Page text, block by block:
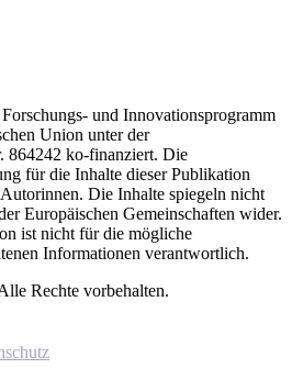
und Innovationsprogramm
Union unter der
864242 ko-finanziert. Die
für die Inhalte dieser Publikation
Die Inhalte spiegeln nicht
Europäischen Gemeinschaften wider.
ist nicht für die mögliche
Informationen verantwortlich.
Rechte vorbehalten.